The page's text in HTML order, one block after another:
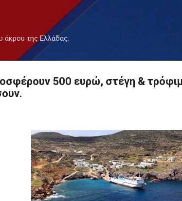
Μετάβαση στο κύριο περιεχόμενο
άκρου της Ελλάδας.
500 ευρώ, στέγη &